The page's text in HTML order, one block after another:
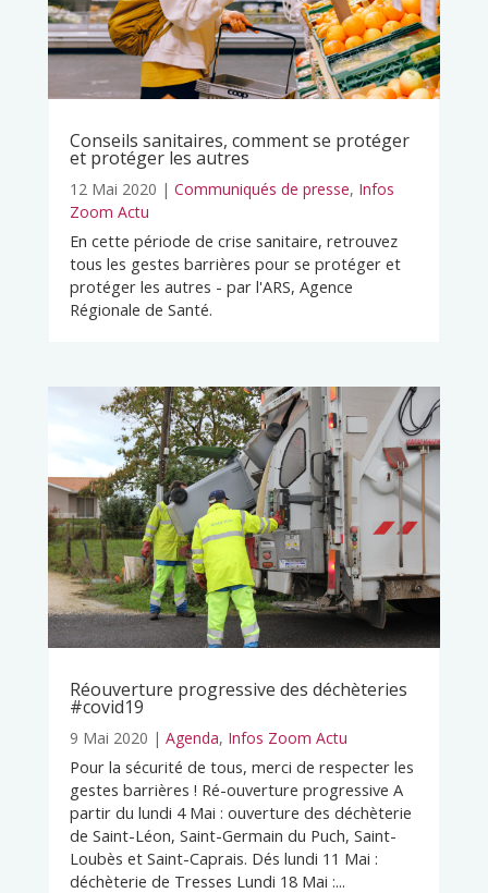
Conseils sanitaires, comment se protéger
et protéger les autres
12 Mai 2020 | Communiqués de presse, Infos
Zoom Actu
En cette période de crise sanitaire, retrouvez
tous les gestes barrières pour se protéger et
protéger les autres - par l'ARS, Agence
Régionale de Santé.
Réouverture progressive des déchèteries
#covid19
9 Mai 2020 | Agenda, Infos Zoom Actu
Pour la sécurité de tous, merci de respecter les
gestes barrières ! Ré-ouverture progressive A
partir du lundi 4 Mai : ouverture des déchèterie
de Saint-Léon, Saint-Germain du Puch, Saint-
Loubès et Saint-Caprais. Dés lundi 11 Mai :
déchèterie de Tresses Lundi 18 Mai :...